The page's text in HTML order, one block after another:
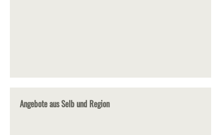
Angebote aus Selb und Region